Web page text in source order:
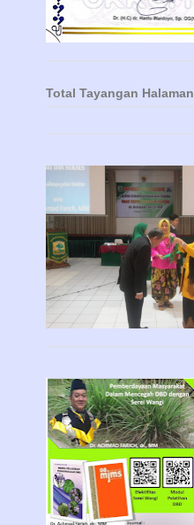
Total Tayangan Halaman